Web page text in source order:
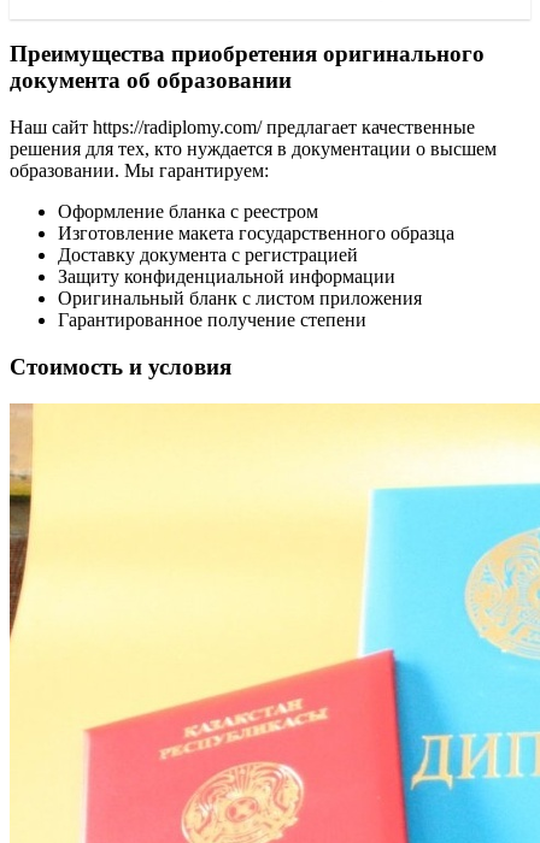
Преимущества приобретения оригинального
документа об образовании
Наш сайт https://radiplomy.com/ предлагает качественные
решения для тех, кто нуждается в документации о высшем
образовании. Мы гарантируем:
Оформление бланка с реестром
Изготовление макета государственного образца
Доставку документа с регистрацией
Защиту конфиденциальной информации
Оригинальный бланк с листом приложения
Гарантированное получение степени
Стоимость и условия